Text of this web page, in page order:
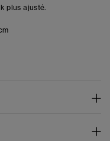
plus ajusté.